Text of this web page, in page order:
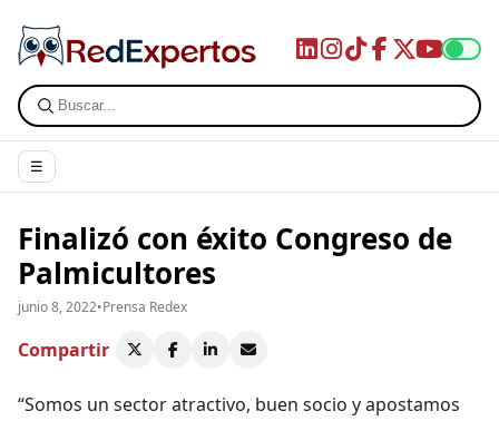
☰
Finalizó con éxito Congreso de
Palmicultores
junio 8, 2022•Prensa Redex
Compartir
“Somos un sector atractivo, buen socio y apostamos